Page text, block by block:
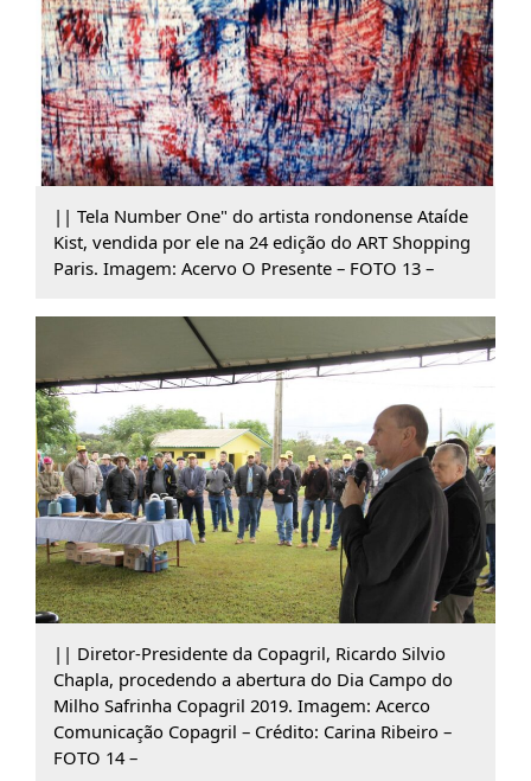
|| Tela Number One" do artista rondonense Ataíde
Kist, vendida por ele na 24 edição do ART Shopping
Paris. Imagem: Acervo O Presente – FOTO 13 –
|| Diretor-Presidente da Copagril, Ricardo Silvio
Chapla, procedendo a abertura do Dia Campo do
Milho Safrinha Copagril 2019. Imagem: Acerco
Comunicação Copagril – Crédito: Carina Ribeiro –
FOTO 14 –